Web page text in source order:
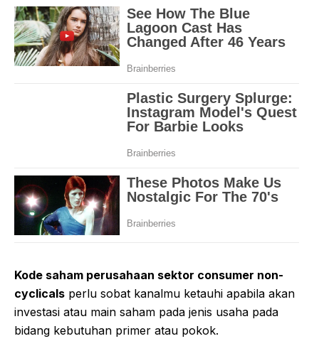
Kode saham perusahaan sektor consumer non-
cyclicals perlu sobat kanalmu ketauhi apabila akan
investasi atau main saham pada jenis usaha pada
bidang kebutuhan primer atau pokok.